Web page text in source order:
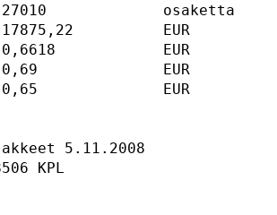
osaketta
EUR
EUR
0,69              EUR
0,65              EUR
5.11.2008
KPL